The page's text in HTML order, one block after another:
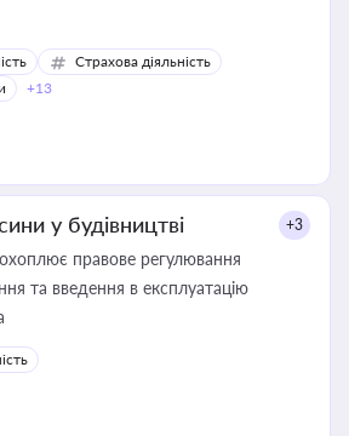
Страхова діяльність
+13
у будівництві +3
правове регулювання
та введення в експлуатацію